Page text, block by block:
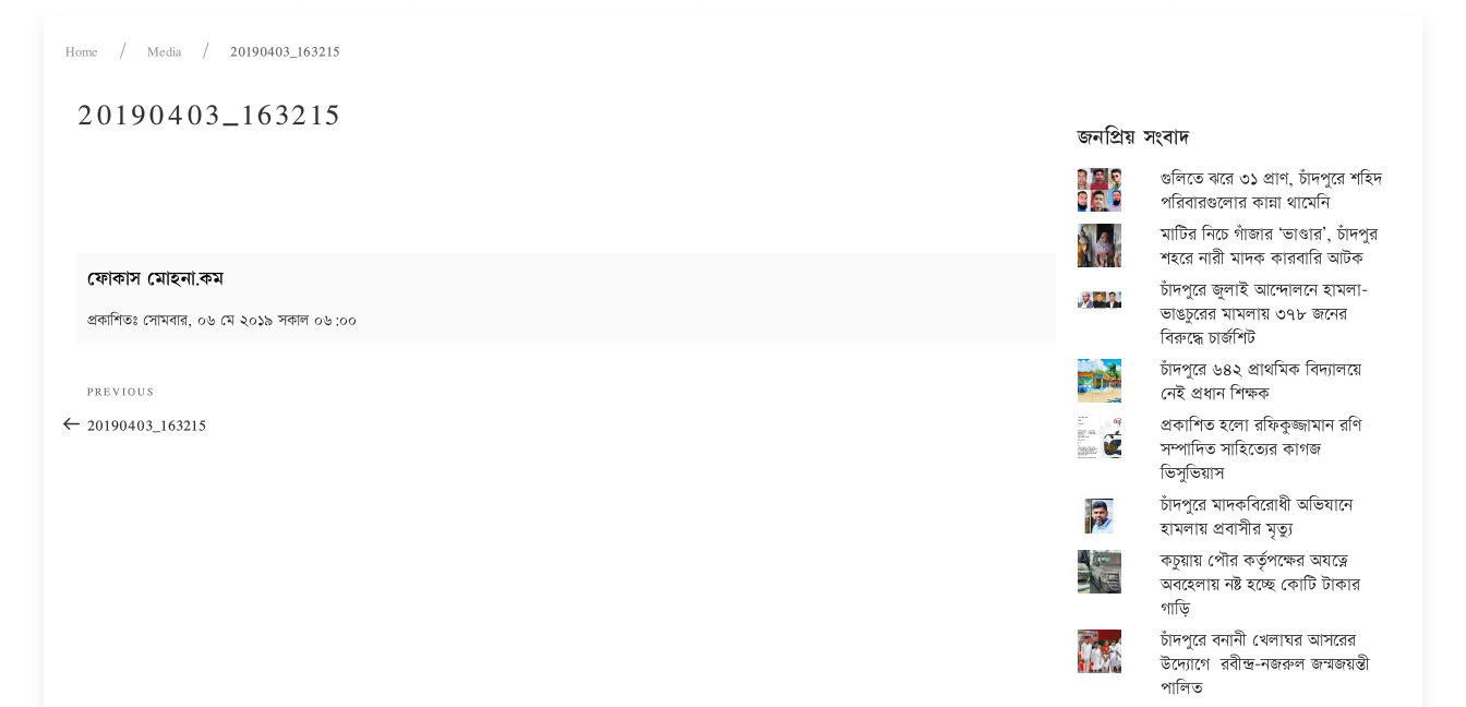
Home Media 20190403_163215
20190403_163215
ফোকাস মোহনা.কম
প্রকাশিতঃ সোমবার, ০৬ মে ২০১৯ সকাল ০৬:০০
Previous
Post
PREVIOUS
20190403_163215
জনপ্রিয় সংবাদ
গুলিতে ঝরে ৩১ প্রাণ, চাঁদপুরে শহিদ
পরিবারগুলোর কান্না থামেনি
মাটির নিচে গাঁজার ‘ভাণ্ডার’, চাঁদপুর
শহরে নারী মাদক কারবারি আটক
চাঁদপুরে জুলাই আন্দোলনে হামলা-
ভাঙচুরের মামলায় ৩৭৮ জনের
বিরুদ্ধে চার্জশিট
চাঁদপুরে ৬৪২ প্রাথমিক বিদ্যালয়ে
নেই প্রধান শিক্ষক
প্রকাশিত হলো রফিকুজ্জামান রণি
সম্পাদিত সাহিত্যের কাগজ
ভিসুভিয়াস
চাঁদপুরে মাদকবিরোধী অভিযানে
হামলায় প্রবাসীর মৃত্যু
কচুয়ায় পৌর কর্তৃপক্ষের অযত্নে
অবহেলায় নষ্ট হচ্ছে কোটি টাকার
গাড়ি
চাঁদপুরে বনানী খেলাঘর আসরের
উদ্যোগে রবীন্দ্র-নজরুল জন্মজয়ন্তী
পালিত